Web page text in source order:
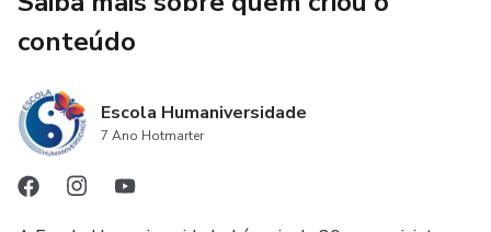
conteúdo
Escola Humaniversidade
7 Ano Hotmarter